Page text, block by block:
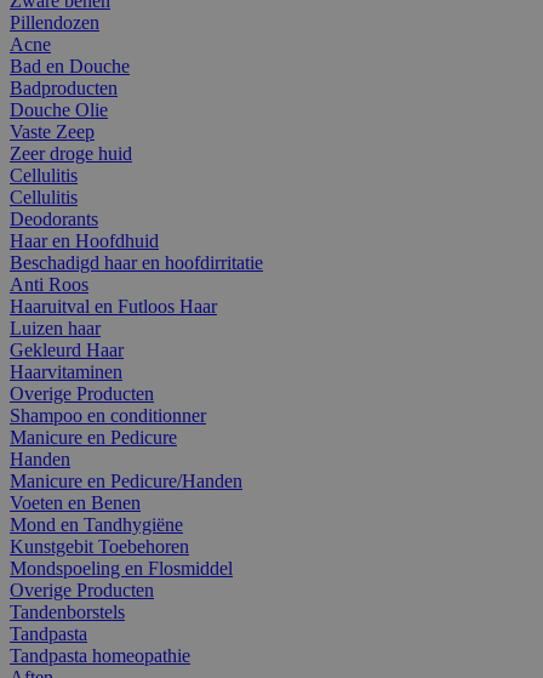
Pillendozen
Acne
Bad en Douche
Badproducten
Douche Olie
Vaste Zeep
Zeer droge huid
Cellulitis
Cellulitis
Deodorants
Haar en Hoofdhuid
Beschadigd haar en hoofdirritatie
Anti Roos
Haaruitval en Futloos Haar
Luizen haar
Gekleurd Haar
Haarvitaminen
Overige Producten
Shampoo en conditionner
Manicure en Pedicure
Handen
Manicure en Pedicure/Handen
Voeten en Benen
Mond en Tandhygiëne
Kunstgebit Toebehoren
Mondspoeling en Flosmiddel
Overige Producten
Tandenborstels
Tandpasta
Tandpasta homeopathie